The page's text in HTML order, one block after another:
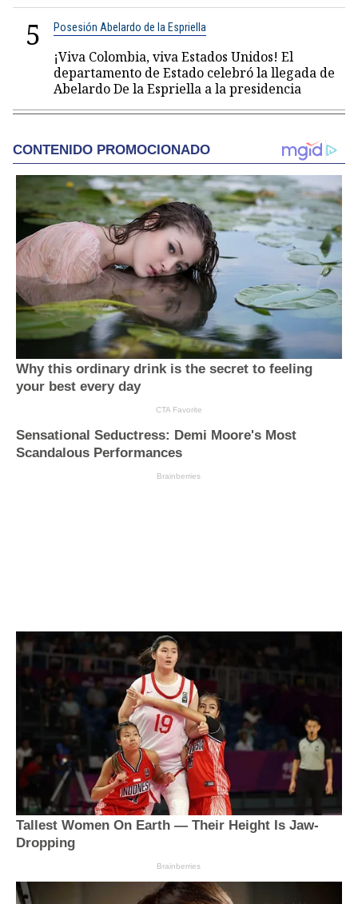
5 Posesión Abelardo de la Espriella
¡Viva Colombia, viva Estados Unidos! El
departamento de Estado celebró la llegada de
Abelardo De la Espriella a la presidencia